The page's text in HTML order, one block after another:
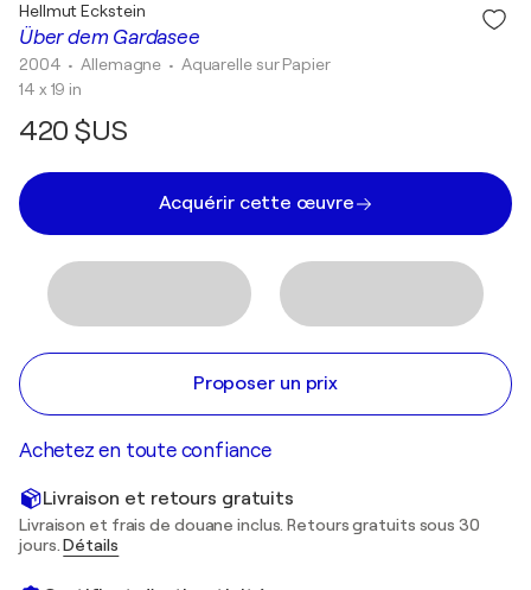
Über dem Gardasee
Hellmut Eckstein
2004 • Allemagne • Aquarelle sur Papier
14 x 19 in
420 $US
Acquérir cette œuvre
Proposer un prix
Achetez en toute confiance
Livraison et retours gratuits
Livraison et frais de douane inclus. Retours gratuits sous 30
jours.Détails